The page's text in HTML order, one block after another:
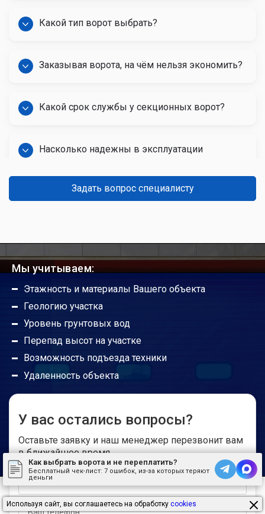
Какой тип ворот выбрать?
Заказывая ворота, на чём нельзя экономить?
Какой срок службы у секционных ворот?
Насколько надежны в эксплуатации
Какой срок службы гаражных ворот?
Можно ли ручные ворота сделать
автоматическими?
автоматики?
Радиус действия пультов управления
Где можно установить откатные ворота?
Можно ли открывать откатные ворота с
автоматикой вручную?
Задать вопрос специалисту
Мы учитываем:
Этажность и материалы Вашего объекта
Геологию участка
Уровень грунтовых вод
Перепад высот на участке
Возможность подъезда техники
Удаленность объекта
У вас остались вопросы?
Оставьте заявку и наш менеджер перезвонит вам
в ближайшее время
Как выбрать ворота и не переплатить?
Бесплатный чек-лист: 7 ошибок, из-за которых теряют
деньги
Используя сайт, вы соглашаетесь на обработку cookies